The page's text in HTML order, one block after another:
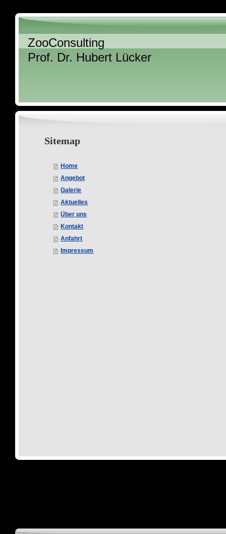
ZooConsulting
Prof. Dr. Hubert Lücker
Sitemap
Home
Angebot
Galerie
Aktuelles
Über uns
Kontakt
Anfahrt
Impressum